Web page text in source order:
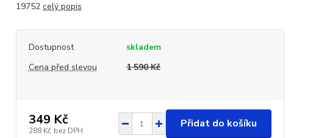
19752 celý popis
Dostupnost
skladem
Cena před slevou
1 590 Kč
349 Kč
288 Kč bez DPH
Přidat do košíku